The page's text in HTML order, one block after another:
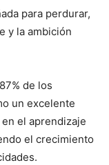
para perdurar,
y la ambición
de los
un excelente
el aprendizaje
el crecimiento